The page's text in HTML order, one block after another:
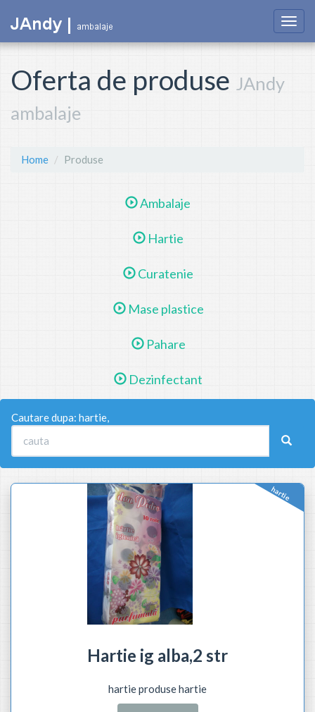
Oferta de produse JAndy
ambalaje
Home Produse
Ambalaje
Hartie
Curatenie
Mase plastice
Pahare
Dezinfectant
Cautare dupa: hartie,
hartie
Hartie ig alba,2 str
hartie produse hartie